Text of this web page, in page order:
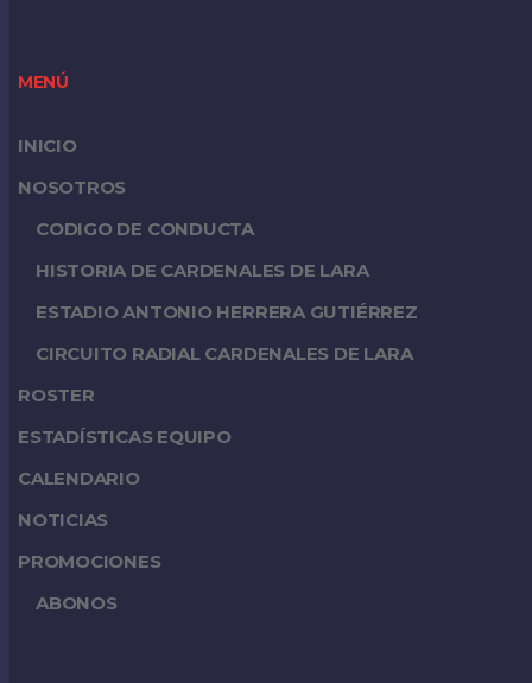
MENÚ
INICIO
NOSOTROS
CODIGO DE CONDUCTA
HISTORIA DE CARDENALES DE LARA
ESTADIO ANTONIO HERRERA GUTIÉRREZ
CIRCUITO RADIAL CARDENALES DE LARA
ROSTER
ESTADÍSTICAS EQUIPO
CALENDARIO
NOTICIAS
PROMOCIONES
ABONOS